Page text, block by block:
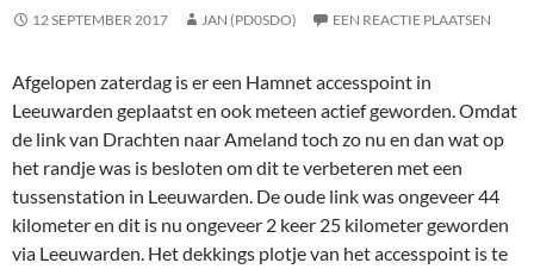
12 SEPTEMBER 2017 JAN (PD0SDO) EEN REACTIE PLAATSEN
Afgelopen zaterdag is er een Hamnet accesspoint in
Leeuwarden geplaatst en ook meteen actief geworden. Omdat
de link van Drachten naar Ameland toch zo nu en dan wat op
het randje was is besloten om dit te verbeteren met een
tussenstation in Leeuwarden. De oude link was ongeveer 44
kilometer en dit is nu ongeveer 2 keer 25 kilometer geworden
via Leeuwarden. Het dekkings plotje van het accesspoint is te